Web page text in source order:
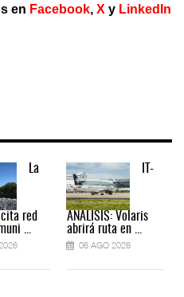
en Facebook, X y LinkedIn
La
red
...
IT-
ANÁLISIS: Volaris
abrirá ruta en ...
06 AGO 2026